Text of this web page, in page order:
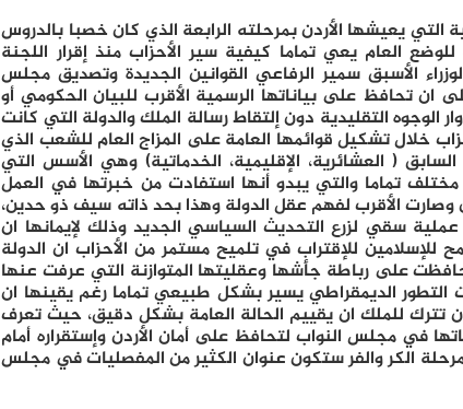
يعيشها الأردن بمرحلته الرابعة الذي كان خصبا بالدروس
للوضع العام يعي تماما كيفية سير الأحزاب منذ إقرار اللجنة
الأسبق سمير الرفاعي القوانين الجديدة وتصديق مجلس
تحافظ على بياناتها الرسمية الأقرب للبيان الحكومي أو
الوجوه التقليدية دون إلتقاط رسالة الملك والدولة التي كانت
خلال تشكيل قوائمها العامة على المزاج العام للشعب الذي
( العشائرية، الإقليمية، الخدماتية) وهي الأسس التي
تماما والتي يبدو أنها استفادت من خبرتها في العمل
من 78 عاما في الأردن وصارت الأقرب لفهم عقل الدولة وهذا بحد ذاته سيف ذو حدين،
سقي لزرع التحديث السياسي الجديد وذلك لإيمانها ان
للإسلامين للإقتراب في تلميح مستمر من الأحزاب ان الدولة
على رباطة جأشها وعقليتها المتوازنة التي عرفت عنها
التطور الديمقراطي يسير بشكل طبيعي تماما رغم يقينها ان
تترك للملك ان يقييم الحالة العامة بشكل دقيق، حيث تعرف
في مجلس النواب لتحافظ على أمان الأردن وإستقراره أمام
الكر والفر ستكون عنوان الكثير من المفصليات في مجلس